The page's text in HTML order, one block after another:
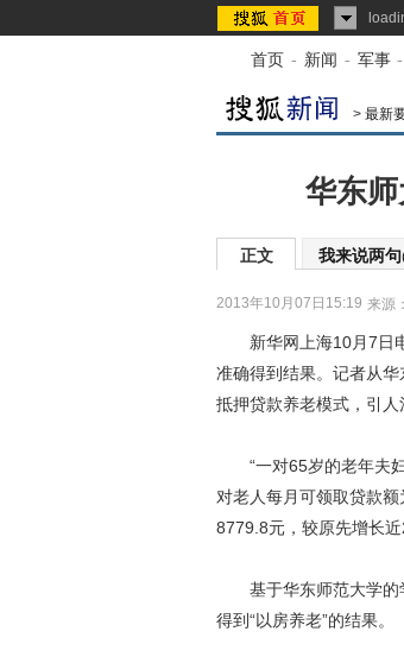
首页 - 新闻 - 军事 -
> 最新
华东
正文 我来说两句
2013年10月07日15:19 来源：
新华网上海10月7日电
准确得到结果。记者从
抵押贷款养老模式，引人
“一对65岁的老年夫妇
对老人每月可领取贷款
8779.8元，较原先增长近
基于华东师范大学的
得到“以房养老”的结果。